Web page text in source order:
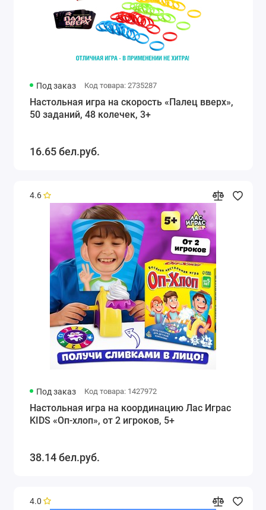
Под заказ Код товара: 2735287
Настольная игра на скорость «Палец вверх»,
50 заданий, 48 колечек, 3+
16.65 бел.руб.
4.6
Под заказ Код товара: 1427972
Настольная игра на координацию Лас Играс
KIDS «Оп-хлоп», от 2 игроков, 5+
38.14 бел.руб.
4.0